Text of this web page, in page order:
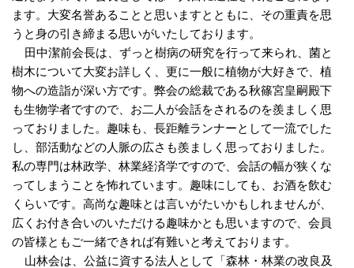
ます。大変名誉あることと思いますとともに、その重責を思
うと身の引き締まる思いがいたしております。
田中潔前会長は、ずっと樹病の研究を行って来られ、菌と
樹木について大変お詳しく、更に一般に植物が大好きで、植
物への造詣が深い方です。弊会の総裁である秋篠宮皇嗣殿下
も生物学者ですので、お二人が会話をされるのを羨ましく思
っておりました。趣味も、長距離ランナーとして一流でした
し、部活動などの人脈の広さも羨ましく思っておりました。
私の専門は林政学、林業経済学ですので、会話の幅が狭くな
ってしまうことを怖れています。趣味にしても、お酒を飲む
くらいです。高尚な趣味とは言いがたいかもしれませんが、
広くお付き合いのいただける趣味かとも思いますので、会員
の皆様ともご一緒できれば有難いと考えております。
山林会は、公益に資する法人として「森林・林業の改良及